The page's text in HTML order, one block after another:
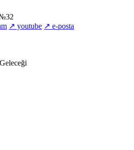
↗ youtube ↗ e-posta